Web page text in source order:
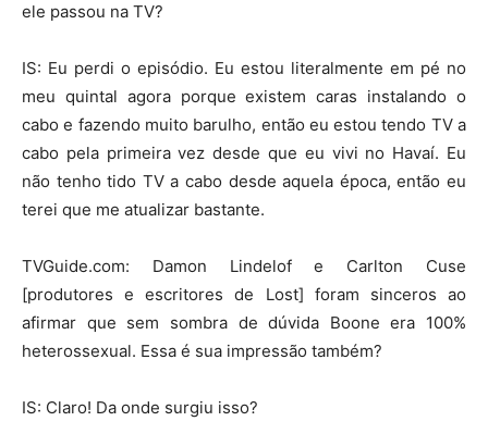
ele passou na TV?
IS: Eu perdi o episódio. Eu estou literalmente em pé no
meu quintal agora porque existem caras instalando o
cabo e fazendo muito barulho, então eu estou tendo TV a
cabo pela primeira vez desde que eu vivi no Havaí. Eu
não tenho tido TV a cabo desde aquela época, então eu
terei que me atualizar bastante.
TVGuide.com: Damon Lindelof e Carlton Cuse
[produtores e escritores de Lost] foram sinceros ao
afirmar que sem sombra de dúvida Boone era 100%
heterossexual. Essa é sua impressão também?
IS: Claro! Da onde surgiu isso?